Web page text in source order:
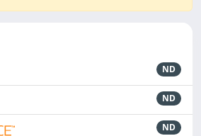
ND
ND
ND